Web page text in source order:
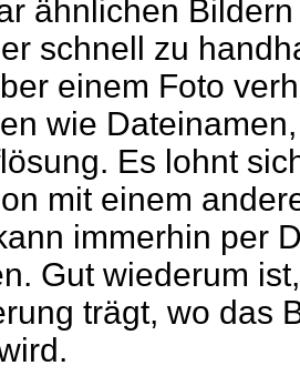
ähnlichen
schnell zu
einem Foto
wie
Es lohnt
mit einem
immerhin per
Gut wiederum
trägt, wo das